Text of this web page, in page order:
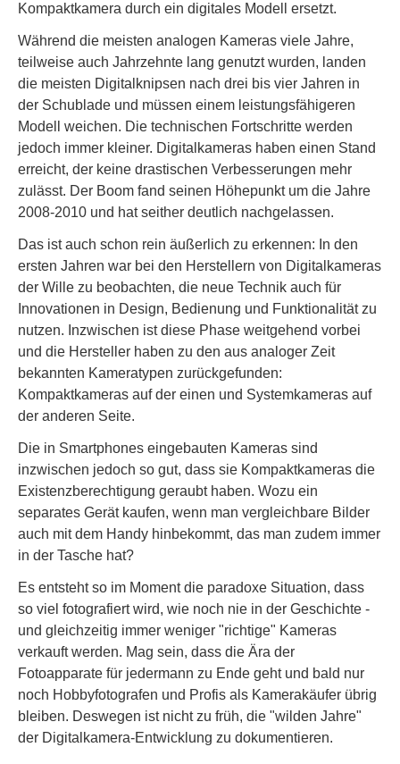
Kompaktkamera durch ein digitales Modell ersetzt.
Während die meisten analogen Kameras viele Jahre,
teilweise auch Jahrzehnte lang genutzt wurden, landen
die meisten Digitalknipsen nach drei bis vier Jahren in
der Schublade und müssen einem leistungsfähigeren
Modell weichen. Die technischen Fortschritte werden
jedoch immer kleiner. Digitalkameras haben einen Stand
erreicht, der keine drastischen Verbesserungen mehr
zulässt. Der Boom fand seinen Höhepunkt um die Jahre
2008-2010 und hat seither deutlich nachgelassen.
Das ist auch schon rein äußerlich zu erkennen: In den
ersten Jahren war bei den Herstellern von Digitalkameras
der Wille zu beobachten, die neue Technik auch für
Innovationen in Design, Bedienung und Funktionalität zu
nutzen. Inzwischen ist diese Phase weitgehend vorbei
und die Hersteller haben zu den aus analoger Zeit
bekannten Kameratypen zurückgefunden:
Kompaktkameras auf der einen und Systemkameras auf
der anderen Seite.
Die in Smartphones eingebauten Kameras sind
inzwischen jedoch so gut, dass sie Kompaktkameras die
Existenzberechtigung geraubt haben. Wozu ein
separates Gerät kaufen, wenn man vergleichbare Bilder
auch mit dem Handy hinbekommt, das man zudem immer
in der Tasche hat?
Es entsteht so im Moment die paradoxe Situation, dass
so viel fotografiert wird, wie noch nie in der Geschichte -
und gleichzeitig immer weniger "richtige" Kameras
verkauft werden. Mag sein, dass die Ära der
Fotoapparate für jedermann zu Ende geht und bald nur
noch Hobbyfotografen und Profis als Kamerakäufer übrig
bleiben. Deswegen ist nicht zu früh, die "wilden Jahre"
der Digitalkamera-Entwicklung zu dokumentieren.